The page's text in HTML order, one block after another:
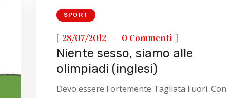
SPORT
[ 28/07/2012 0 Commenti ]
Niente sesso, siamo alle
olimpiadi (inglesi)
Devo essere Fortemente Tagliata Fuori. Con